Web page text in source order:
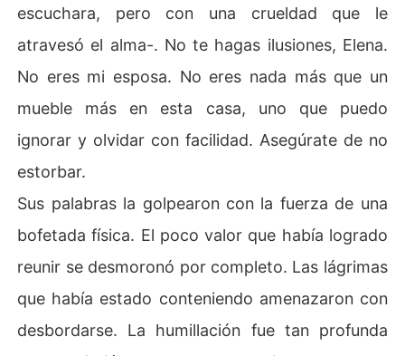
escuchara, pero con una crueldad que le
atravesó el alma-. No te hagas ilusiones, Elena.
No eres mi esposa. No eres nada más que un
mueble más en esta casa, uno que puedo
ignorar y olvidar con facilidad. Asegúrate de no
estorbar.
Sus palabras la golpearon con la fuerza de una
bofetada física. El poco valor que había logrado
reunir se desmoronó por completo. Las lágrimas
que había estado conteniendo amenazaron con
desbordarse. La humillación fue tan profunda